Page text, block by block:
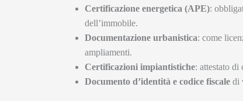
Certificazione energetica (APE):
dell’immobile.
Documentazione urbanistica: come
ampliamenti.
Certificazioni impiantistiche: attestato
Documento d’identità e codice fiscale di